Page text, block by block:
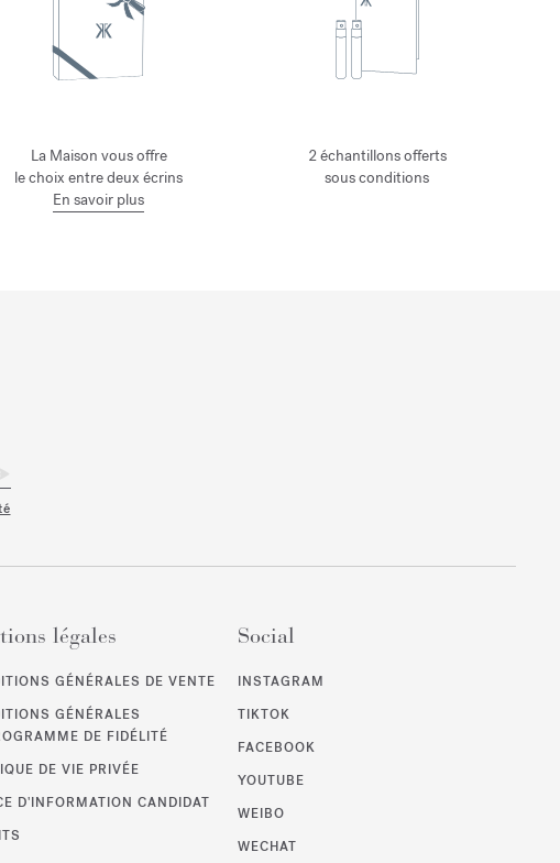
La Maison vous offre
le choix entre deux écrins
En savoir plus
2 échantillons offerts
sous conditions
légales
GÉNÉRALES DE VENTE
GÉNÉRALES
DE FIDÉLITÉ
DE VIE PRIVÉE
D'INFORMATION CANDIDAT
Social
INSTAGRAM
TIKTOK
FACEBOOK
YOUTUBE
WEIBO
WECHAT